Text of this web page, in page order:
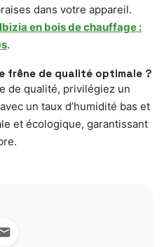
dans votre appareil.
en bois de chauffage :
.
frêne de qualité optimale ?
de qualité, privilégiez un
un taux d’humidité bas et
et écologique, garantissant